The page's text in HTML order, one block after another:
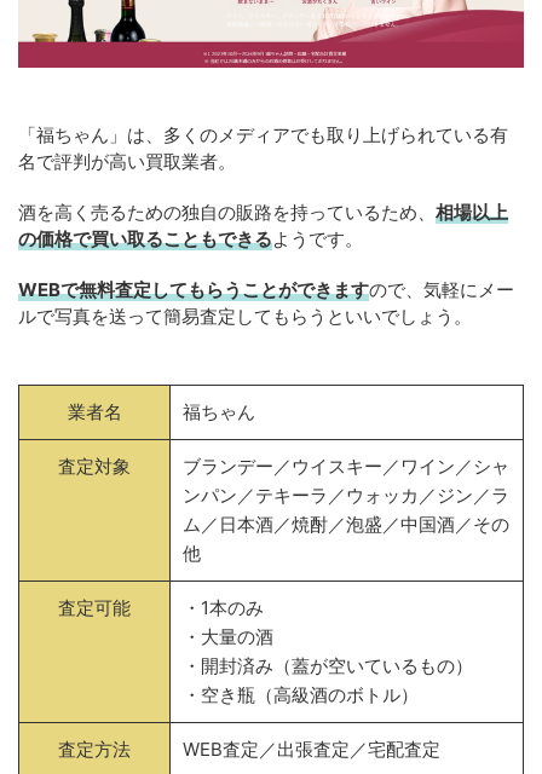
「福ちゃん」は、多くのメディアでも取り上げられている有
名で評判が高い買取業者。
酒を高く売るための独自の販路を持っているため、 相場以上
の価格で買い取ることもできるようです。
WEBで無料査定してもらうことができますので、気軽にメー
ルで写真を送って簡易査定してもらうといいでしょう。
業者名 福ちゃん
査定対象
ブランデー／ウイスキー／ワイン／シャ
ンパン／テキーラ／ウォッカ／ジン／ラ
ム／日本酒／焼酎／泡盛／中国酒／その
他
査定可能
・1本のみ
・大量の酒
・開封済み（蓋が空いているもの）
・空き瓶（高級酒のボトル）
査定方法 WEB査定／出張査定／宅配査定